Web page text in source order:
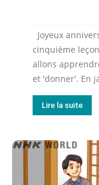
Joyeux
cinquième
allons
et 'donner'. En
Lire la suite